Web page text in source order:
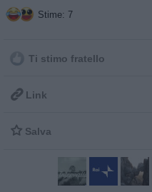
Stime: 7
Ti stimo fratello
 Link
 Salva